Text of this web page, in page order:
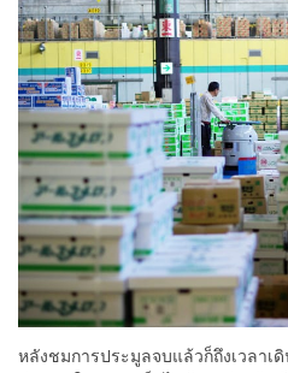
หลังชมการประมูลจบแล้วก็ถึงเวลาเ